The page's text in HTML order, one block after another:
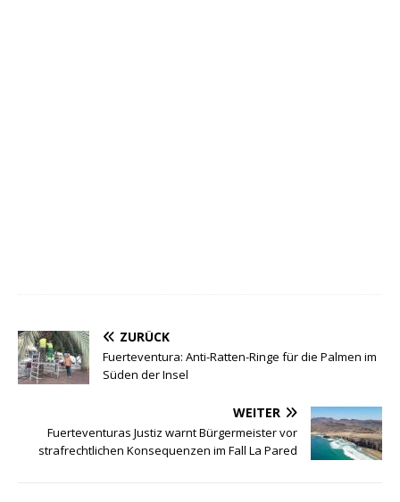
ZURÜCK
Fuerteventura: Anti-Ratten-Ringe für die Palmen im
Süden der Insel
WEITER
Fuerteventuras Justiz warnt Bürgermeister vor
strafrechtlichen Konsequenzen im Fall La Pared